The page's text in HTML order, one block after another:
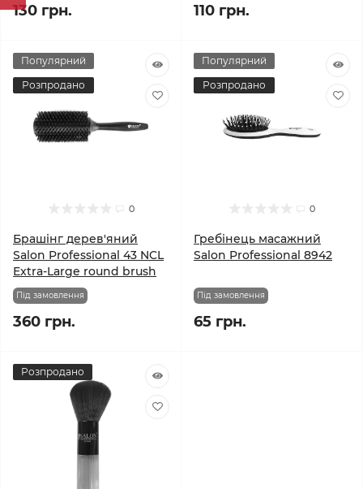
130 грн. 110 грн.
Популярний
Розпродано
0
Брашінг дерев'яний
Salon Professional 43 NCL
Extra-Large round brush
Під замовлення
360 грн.
Популярний
Розпродано
0
Гребінець масажний
Salon Professional 8942
Під замовлення
65 грн.
Розпродано